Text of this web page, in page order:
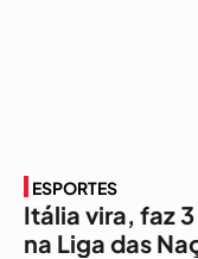
ESPORTES
Itália vira, faz
na Liga das